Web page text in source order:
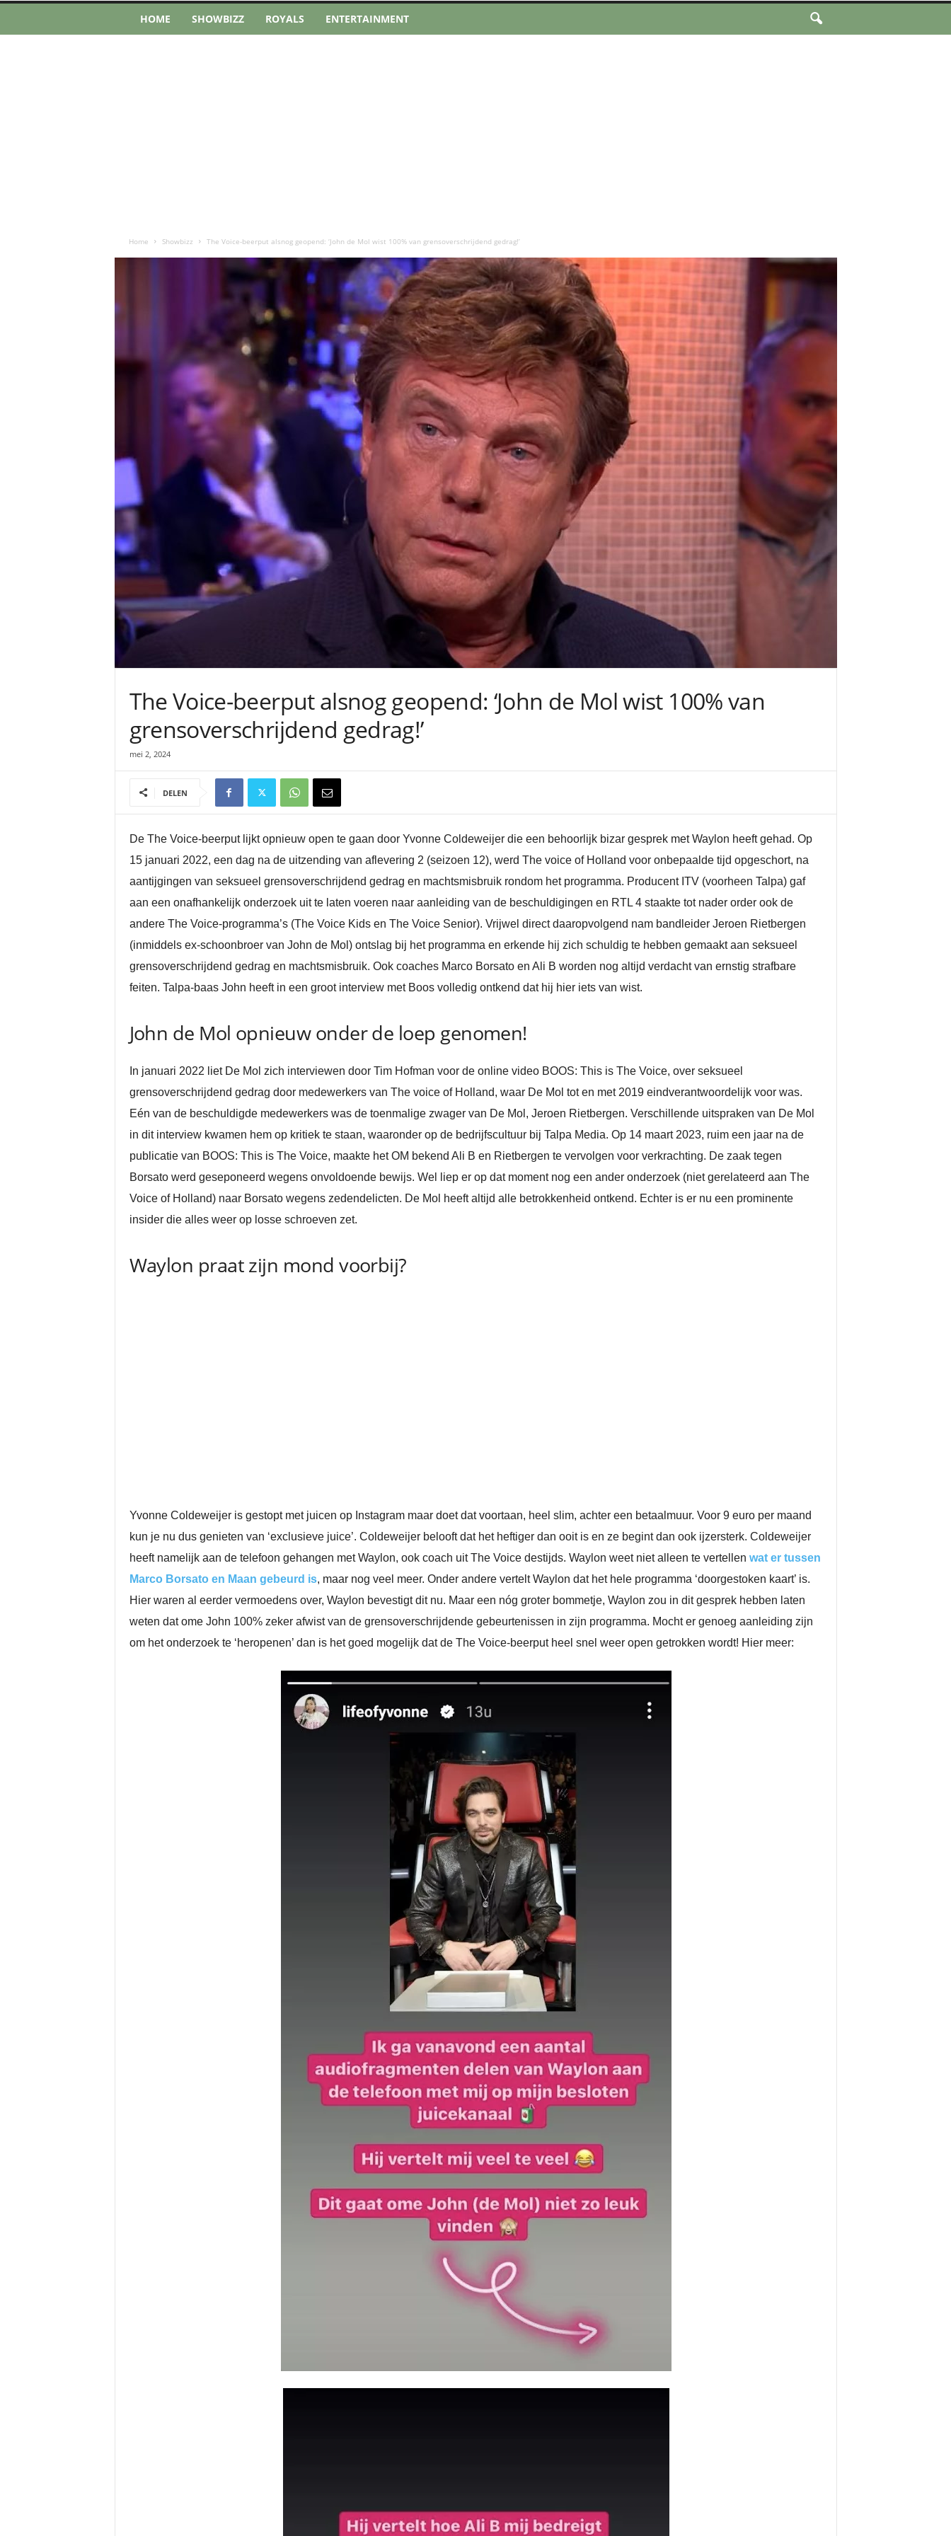
HOME SHOWBIZZ ROYALS ENTERTAINMENT
Home Showbizz The Voice-beerput alsnog geopend: ‘John de Mol wist 100% van grensoverschrijdend gedrag!’
The Voice-beerput alsnog geopend: ‘John de Mol wist 100% van
grensoverschrijdend gedrag!’
mei 2, 2024
DELEN
De The Voice-beerput lijkt opnieuw open te gaan door Yvonne Coldeweijer die een behoorlijk bizar gesprek met Waylon heeft gehad. Op
15 januari 2022, een dag na de uitzending van aflevering 2 (seizoen 12), werd The voice of Holland voor onbepaalde tijd opgeschort, na
aantijgingen van seksueel grensoverschrijdend gedrag en machtsmisbruik rondom het programma. Producent ITV (voorheen Talpa) gaf
aan een onafhankelijk onderzoek uit te laten voeren naar aanleiding van de beschuldigingen en RTL 4 staakte tot nader order ook de
andere The Voice-programma’s (The Voice Kids en The Voice Senior). Vrijwel direct daaropvolgend nam bandleider Jeroen Rietbergen
(inmiddels ex-schoonbroer van John de Mol) ontslag bij het programma en erkende hij zich schuldig te hebben gemaakt aan seksueel
grensoverschrijdend gedrag en machtsmisbruik. Ook coaches Marco Borsato en Ali B worden nog altijd verdacht van ernstig strafbare
feiten. Talpa-baas John heeft in een groot interview met Boos volledig ontkend dat hij hier iets van wist.
John de Mol opnieuw onder de loep genomen!
In januari 2022 liet De Mol zich interviewen door Tim Hofman voor de online video BOOS: This is The Voice, over seksueel
grensoverschrijdend gedrag door medewerkers van The voice of Holland, waar De Mol tot en met 2019 eindverantwoordelijk voor was.
Eén van de beschuldigde medewerkers was de toenmalige zwager van De Mol, Jeroen Rietbergen. Verschillende uitspraken van De Mol
in dit interview kwamen hem op kritiek te staan, waaronder op de bedrijfscultuur bij Talpa Media. Op 14 maart 2023, ruim een jaar na de
publicatie van BOOS: This is The Voice, maakte het OM bekend Ali B en Rietbergen te vervolgen voor verkrachting. De zaak tegen
Borsato werd geseponeerd wegens onvoldoende bewijs. Wel liep er op dat moment nog een ander onderzoek (niet gerelateerd aan The
Voice of Holland) naar Borsato wegens zedendelicten. De Mol heeft altijd alle betrokkenheid ontkend. Echter is er nu een prominente
insider die alles weer op losse schroeven zet.
Waylon praat zijn mond voorbij?
Yvonne Coldeweijer is gestopt met juicen op Instagram maar doet dat voortaan, heel slim, achter een betaalmuur. Voor 9 euro per maand
kun je nu dus genieten van ‘exclusieve juice’. Coldeweijer belooft dat het heftiger dan ooit is en ze begint dan ook ijzersterk. Coldeweijer
heeft namelijk aan de telefoon gehangen met Waylon, ook coach uit The Voice destijds. Waylon weet niet alleen te vertellen wat er tussen
Marco Borsato en Maan gebeurd is, maar nog veel meer. Onder andere vertelt Waylon dat het hele programma ‘doorgestoken kaart’ is.
Hier waren al eerder vermoedens over, Waylon bevestigt dit nu. Maar een nóg groter bommetje, Waylon zou in dit gesprek hebben laten
weten dat ome John 100% zeker afwist van de grensoverschrijdende gebeurtenissen in zijn programma. Mocht er genoeg aanleiding zijn
om het onderzoek te ‘heropenen’ dan is het goed mogelijk dat de The Voice-beerput heel snel weer open getrokken wordt! Hier meer: